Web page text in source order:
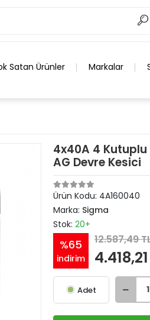
Satan Ürünler Markalar
4x40A 4
AG Devre Kesici
Ürün Kodu: 4A160040
Marka: Sigma
Stok: 20+
%65
indirim
12.587,49
Adet